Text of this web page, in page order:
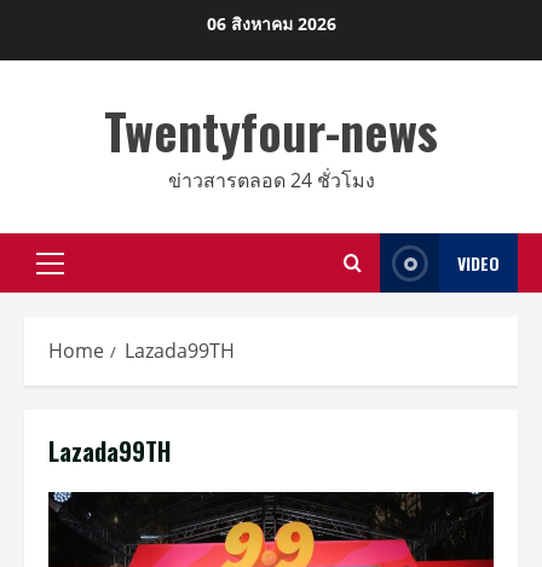
06 สิงหาคม 2026
Twentyfour-news
ข่าวสารตลอด 24 ชั่วโมง
Primary
VIDEO
Home Lazada99TH
Lazada99TH